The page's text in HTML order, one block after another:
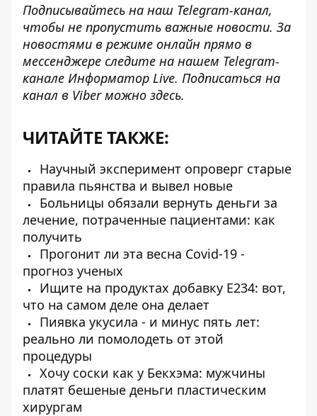
Подписывайтесь на наш Telegram-канал,
чтобы не пропустить важные новости. За
новостями в режиме онлайн прямо в
мессенджере следите на нашем Telegram-
канале Информатор Live. Подписаться на
канал в Viber можно здесь.
ЧИТАЙТЕ ТАКЖЕ:
Научный эксперимент опроверг старые
правила пьянства и вывел новые
Больницы обязали вернуть деньги за
лечение, потраченные пациентами: как
получить
Прогонит ли эта весна Covid-19 -
прогноз ученых
Ищите на продуктах добавку Е234: вот,
что на самом деле она делает
Пиявка укусила - и минус пять лет:
реально ли помолодеть от этой
процедуры
Хочу соски как у Бекхэма: мужчины
платят бешеные деньги пластическим
хирургам